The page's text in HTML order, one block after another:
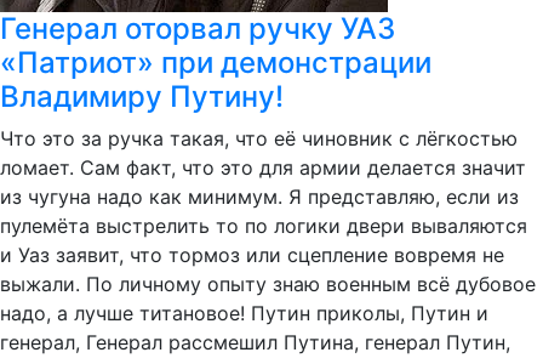
Генерал оторвал ручку УАЗ
«Патриот» при демонстрации
Владимиру Путину!
Что это за ручка такая, что её чиновник с лёгкостью
ломает. Сам факт, что это для армии делается значит
из чугуна надо как минимум. Я представляю, если из
пулемёта выстрелить то по логики двери вываляются
и Уаз заявит, что тормоз или сцепление вовремя не
выжали. По личному опыту знаю военным всё дубовое
надо, а лучше титановое! Путин приколы, Путин и
генерал, Генерал рассмешил Путина, генерал Путин,